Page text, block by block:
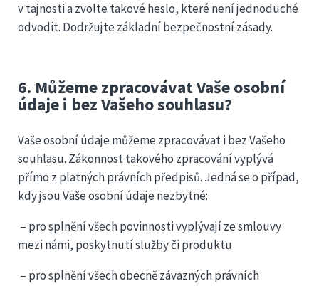
v tajnosti a zvolte takové heslo, které není jednoduché
odvodit. Dodržujte základní bezpečnostní zásady.
6. Můžeme zpracovávat Vaše osobní
údaje i bez Vašeho souhlasu?
Vaše osobní údaje můžeme zpracovávat i bez Vašeho
souhlasu. Zákonnost takového zpracování vyplývá
přímo z platných právních předpisů. Jedná se o případ,
kdy jsou Vaše osobní údaje nezbytné:
– pro splnění všech povinnosti vyplývají ze smlouvy
mezi námi, poskytnutí služby či produktu
– pro splnění všech obecně závazných právních